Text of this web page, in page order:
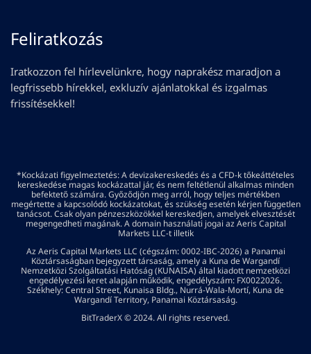
Feliratkozás
Iratkozzon fel hírlevelünkre, hogy naprakész maradjon a
legfrissebb hírekkel, exkluzív ajánlatokkal és izgalmas
frissítésekkel!
*Kockázati figyelmeztetés: A devizakereskedés és a CFD-k tőkeáttételes
kereskedése magas kockázattal jár, és nem feltétlenül alkalmas minden
befektető számára. Győződjön meg arról, hogy teljes mértékben
megértette a kapcsolódó kockázatokat, és szükség esetén kérjen független
tanácsot. Csak olyan pénzeszközökkel kereskedjen, amelyek elvesztését
megengedheti magának. A domain használati jogai az Aeris Capital
Markets LLC-t illetik
Az Aeris Capital Markets LLC (cégszám: 0002-IBC-2026) a Panamai
Köztársaságban bejegyzett társaság, amely a Kuna de Wargandí
Nemzetközi Szolgáltatási Hatóság (KUNAISA) által kiadott nemzetközi
engedélyezési keret alapján működik, engedélyszám: FX0022026.
Székhely: Central Street, Kunaisa Bldg., Nurrá-Wala-Mortí, Kuna de
Wargandí Territory, Panamai Köztársaság.
BitTraderX © 2024. All rights reserved.